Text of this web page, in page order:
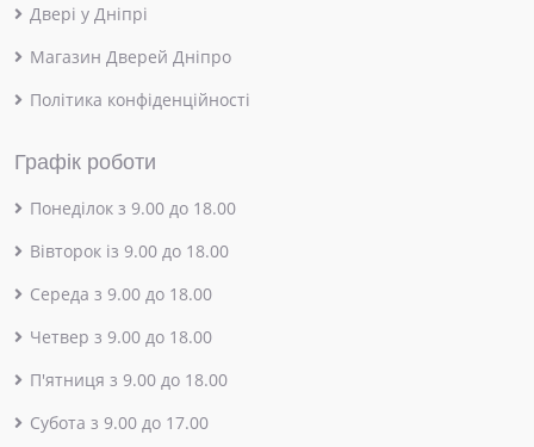
Двері у Дніпрі
Магазин Дверей Дніпро
Політика конфіденційності
Графік роботи
Понеділок з 9.00 до 18.00
Вівторок із 9.00 до 18.00
Середа з 9.00 до 18.00
Четвер з 9.00 до 18.00
П'ятниця з 9.00 до 18.00
Субота з 9.00 до 17.00